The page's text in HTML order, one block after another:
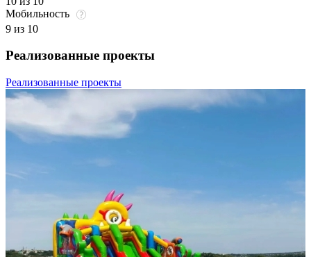
Мобильность
9 из 10
Реализованные проекты
Реализованные проекты